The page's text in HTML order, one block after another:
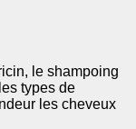
le shampoing
types de
les cheveux